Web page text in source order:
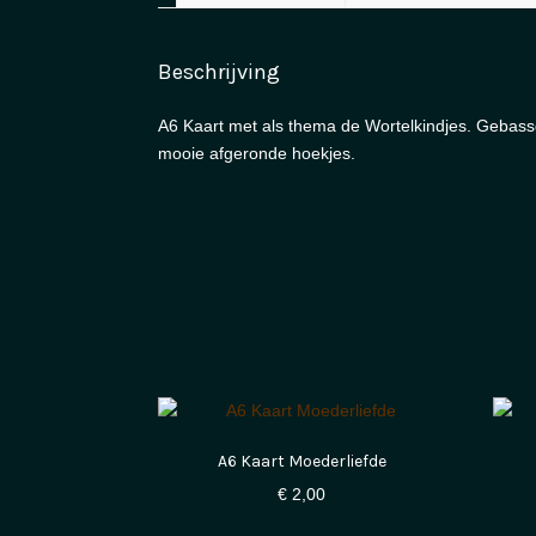
Beschrijving
A6 Kaart met als thema de Wortelkindjes.
mooie afgeronde hoekjes.
A6 Kaart Moederliefde
€ 2,00